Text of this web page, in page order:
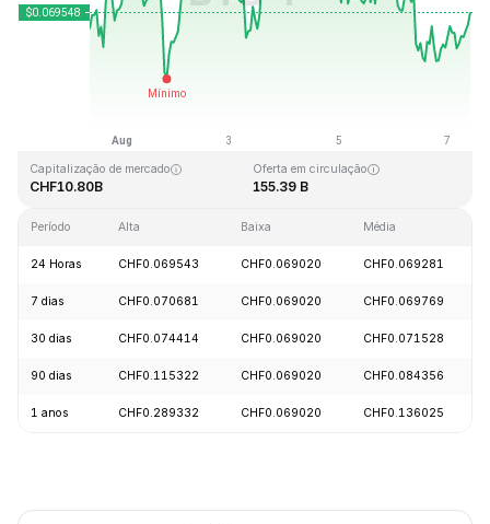
Última atualização: 2026-08-07, 10:09 GMT+0
CHF0.731578 CHF0.000087
Capitalização de mercado
CHF10.80B
Oferta em circulação
155.39 B
Período Alta Baixa Média
24 Horas CHF0.069543 CHF0.069020 CHF0.069281
7 dias CHF0.070681 CHF0.069020 CHF0.069769
30 dias CHF0.074414 CHF0.069020 CHF0.071528
90 dias CHF0.115322 CHF0.069020 CHF0.084356
1 anos CHF0.289332 CHF0.069020 CHF0.136025